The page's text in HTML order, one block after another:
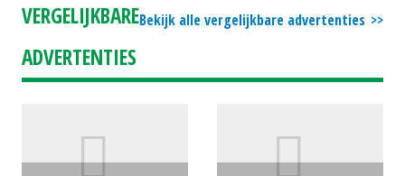
Bekijk alle vergelijkbare advertenties
VERGELIJKBARE
ADVERTENTIES